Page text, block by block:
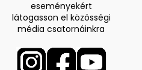
eseményekért
látogasson el közösségi
média csatornáinkra